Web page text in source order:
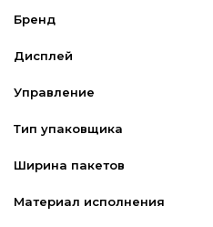
Бренд
Дисплей
Управление
Тип упаковщика
Ширина пакетов
Материал исполнения